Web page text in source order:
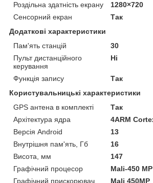
Роздільна здатність екрану
1280×720
Сенсорний екран
Так
Додаткові характеристики
Пам'ять станцій
30
Пульт дистанційного
керування
Ні
Функція запису
Так
Користувальницькі характеристики
GPS антена в комплекті
Так
Архітектура ядра
4ARM
Версія Android
13
Внутрішня пам'ять, Гб
16
Висота, мм
147
Графічний процесор
Mali-450 MP
Графічний прискорювач
Mali 450MP